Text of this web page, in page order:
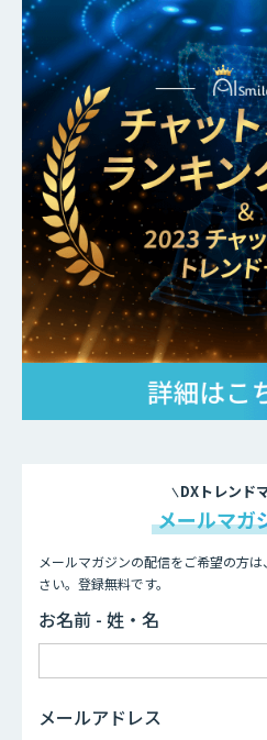
DXトレンド
メールマガ
メールマガジンの配信をご希望の方
さい。登録無料です。
お名前 - 姓・名
メールアドレス